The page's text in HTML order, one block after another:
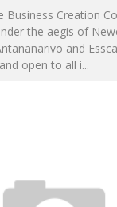
Business Creation
the aegis of
and
open to all i...